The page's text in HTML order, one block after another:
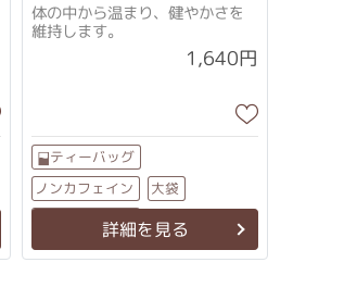
体の中から温まり、健やかさを
維持します。
1,640円
ティーバッグ
ノンカフェイン 大袋
ブレンドティー詳細を見る